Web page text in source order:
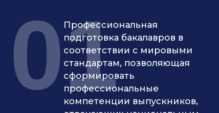
Профессиональная
подготовка бакалавров в
соответствии с мировыми
стандартам, позволяющая
сформировать
профессиональные
компетенции выпускников,
01